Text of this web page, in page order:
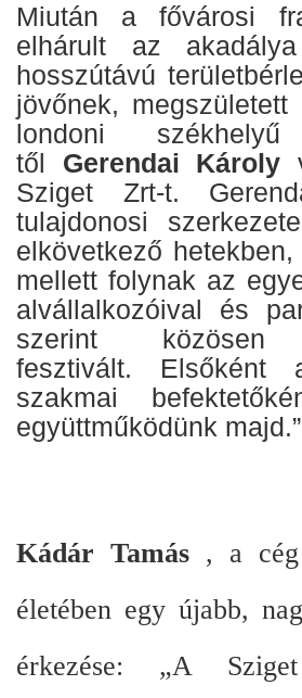
Miután a fővárosi
elhárult az
hosszútávú
jövőnek,
londoni székhelyű
től Gerendai Károly
Sziget Zrt-t.
tulajdonosi
elkövetkező
mellett folynak az
alvállalkozóival és
szerint
fesztivált. Elsőként
szakmai
együttműködünk majd.”
Kádár Tamás , a cég
életében egy újabb,
érkezése: „A